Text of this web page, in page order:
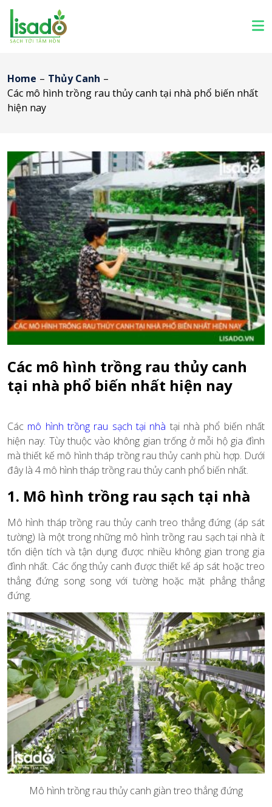
Home – Thủy Canh –
Các mô hình trồng rau thủy canh tại nhà phổ biến nhất
hiện nay
Các mô hình trồng rau thủy canh
tại nhà phổ biến nhất hiện nay
Các mô hình trồng rau sạch tại nhà tại nhà phổ biến nhất
hiện nay: Tùy thuộc vào không gian trống ở mỗi hộ gia đình
mà thiết kế mô hìnhtháp trồng rau thủy canh phù hợp. Dưới
đây là 4 mô hình tháp trồng rau thủy canh phổ biến nhất.
1. Mô hình trồng rau sạch tại nhà
Mô hình tháp trồng rau thủy canh treo thẳng đứng (áp sát
tường) là một trong những mô hình trồng rau sạch tại nhà ít
tốn diện tích và tận dụng được nhiều không gian trong gia
đình nhất. Các ống thủy canh được thiết kế áp sát hoặc treo
thẳng đứng song song với tường hoặc mặt phẳng thẳng
đứng.
Mô hình trồng rau thủy canh giàn treo thẳng đứng